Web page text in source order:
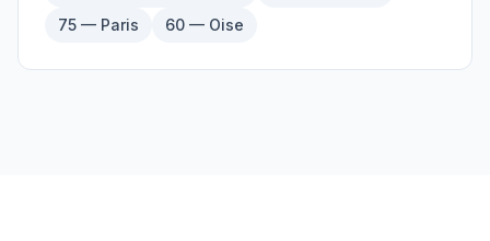
75 — Paris
60 — Oise